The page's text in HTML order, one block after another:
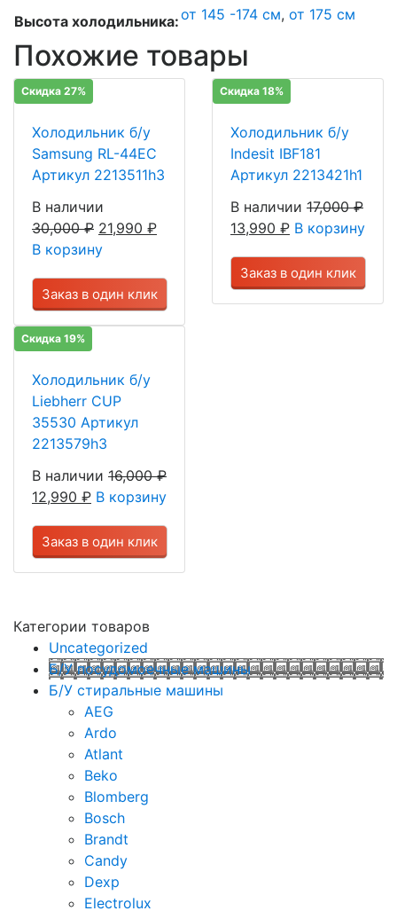
Высота холодильника:от 145 -174 см, от 175 см
Похожие товары
Скидка 27%
Холодильник б/у
Samsung RL-44EC
Артикул 2213511h3
В наличии
30,000₽ 21,990 ₽
В корзину
Заказ в один клик
Скидка 18%
Холодильник б/у
Indesit IBF181
Артикул 2213421h1
В наличии 17,000₽
13,990 ₽ В корзину
Заказ в один клик
Скидка 19%
Холодильник б/у
Liebherr CUP
35530 Артикул
2213579h3
В наличии 16,000₽
12,990 ₽ В корзину
Заказ в один клик
Категории товаров
Uncategorized
Б/У посудомоечные машины
Б/У стиральные машины
AEG
Ardo
Atlant
Beko
Blomberg
Bosch
Brandt
Candy
Dexp
Electrolux